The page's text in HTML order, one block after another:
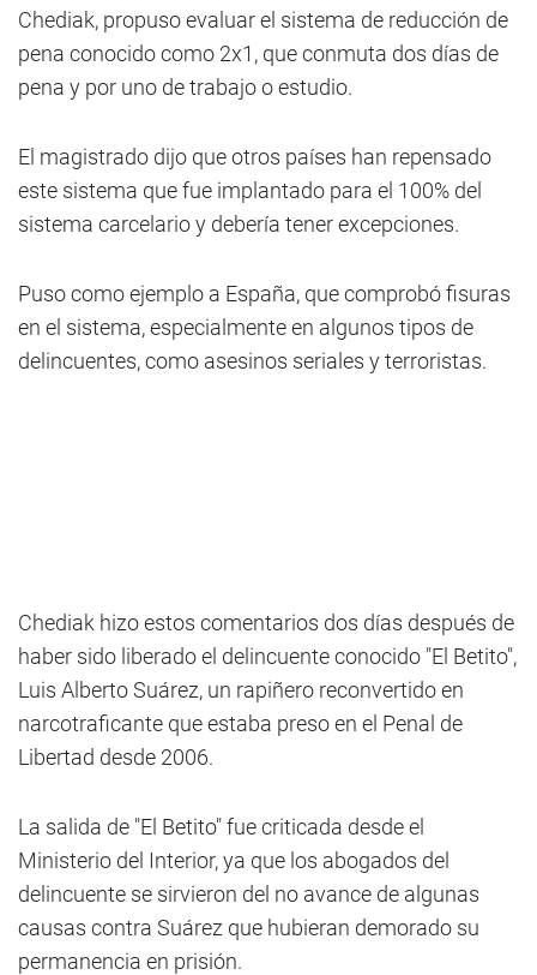
Chediak, propuso evaluar el sistema de reducción de
pena conocido como 2x1, que conmuta dos días de
pena y por uno de trabajo o estudio.
El magistrado dijo que otros países han repensado
este sistema que fue implantado para el 100% del
sistema carcelario y debería tener excepciones.
Puso como ejemplo a España, que comprobó fisuras
en el sistema, especialmente en algunos tipos de
delincuentes, como asesinos seriales y terroristas.
Chediak hizo estos comentarios dos días después de
haber sido liberado el delincuente conocido "El Betito",
Luis Alberto Suárez, un rapiñero reconvertido en
narcotraficante que estaba preso en el Penal de
Libertad desde 2006.
La salida de "El Betito" fue criticada desde el
Ministerio del Interior, ya que los abogados del
delincuente se sirvieron del no avance de algunas
causas contra Suárez que hubieran demorado su
permanencia en prisión.